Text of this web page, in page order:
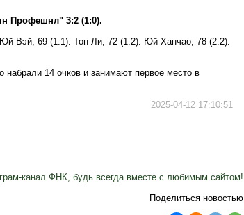
Профешнл" 3:2 (1:0).
Вэй, 69 (1:1). Тон Ли, 72 (1:2). Юй Ханчао, 78 (2:2).
набрали 14 очков и занимают первое место в
2025-04-12 17:10:51
канал ФНК, будь всегда вместе с любимым сайтом!
Поделиться новостью